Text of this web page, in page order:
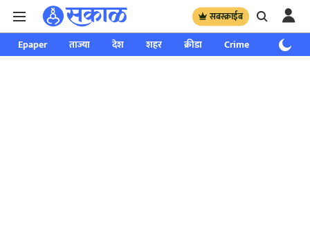
सबस्क्राईब
Epaper ताज्या देश शहर क्रीडा Crime साप्ताहिक